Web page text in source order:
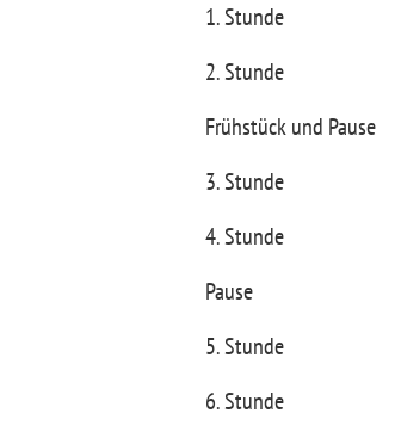
1. Stunde
2. Stunde
Frühstück und Pause
3. Stunde
4. Stunde
Pause
5. Stunde
6. Stunde